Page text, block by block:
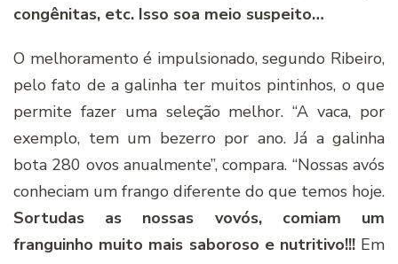
congênitas, etc. Isso soa meio suspeito…
O melhoramento é impulsionado, segundo Ribeiro,
pelo fato de a galinha ter muitos pintinhos, o que
permite fazer uma seleção melhor. “A vaca, por
exemplo, tem um bezerro por ano. Já a galinha
bota 280 ovos anualmente”, compara. “Nossas avós
conheciam um frango diferente do que temos hoje.
Sortudas as nossas vovós, comiam um
franguinho muito mais saboroso e nutritivo!!!Em